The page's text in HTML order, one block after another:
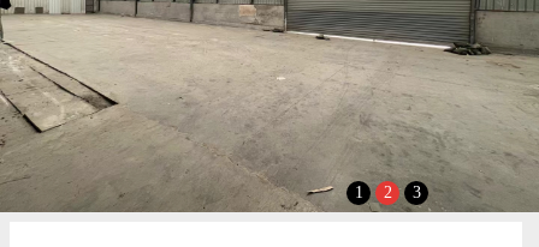
1 2 3